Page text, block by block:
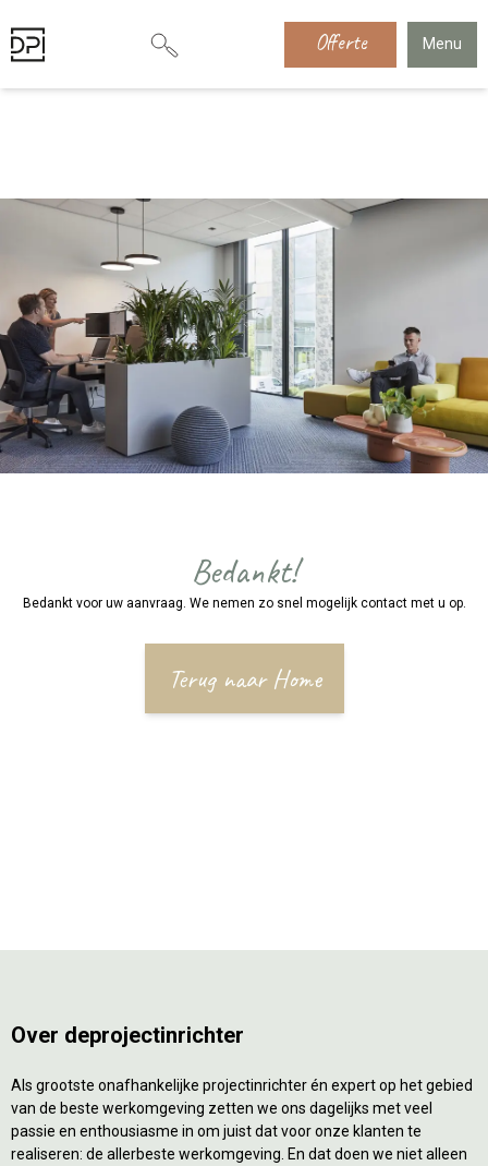
Offerte Menu
Bedankt!
Bedankt voor uw aanvraag. We nemen zo snel mogelijk contact met u op.
Terug naar Home
Over deprojectinrichter
Als grootste onafhankelijke projectinrichter én expert op het gebied
van de beste werkomgeving zetten we ons dagelijks met veel
passie en enthousiasme in om juist dat voor onze klanten te
realiseren: de allerbeste werkomgeving. En dat doen we niet alleen